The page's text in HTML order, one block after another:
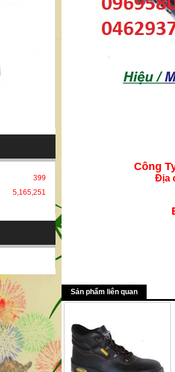
Công
Địa
Sản phẩm liên quan
399
5,165,251